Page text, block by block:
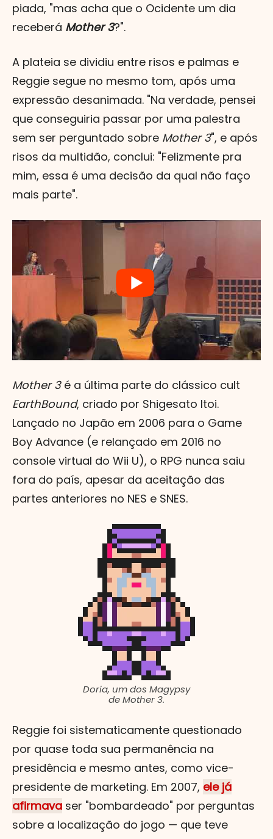
piada, "mas acha que o Ocidente um dia
receberá Mother 3?".
A plateia se dividiu entre risos e palmas e
Reggie segue no mesmo tom, após uma
expressão desanimada. "Na verdade, pensei
que conseguiria passar por uma palestra
sem ser perguntado sobre Mother 3", e após
risos da multidão, conclui: "Felizmente pra
mim, essa é uma decisão da qual não faço
mais parte".
Mother 3é a última parte do clássico cult
EarthBound, criado por Shigesato Itoi.
Lançado no Japão em 2006 para o Game
Boy Advance (e relançado em 2016 no
console virtual do Wii U), o RPG nunca saiu
fora do país, apesar da aceitação das
partes anteriores no NES e SNES.
Doria, um dos Magypsy
de Mother 3.
Reggie foi sistematicamente questionado
por quase toda sua permanência na
presidência e mesmo antes, como vice-
presidente de marketing. Em 2007, ele já
afirmava ser "bombardeado" por perguntas
sobre a localização do jogo — que teve